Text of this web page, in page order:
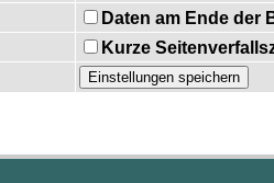
Daten am Ende der
Kurze